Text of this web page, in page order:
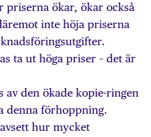
priserna ökar, ökar också
inte höja priserna
ta ut höga priser – det är
av den ökade kopie-ringen
denna förhoppning.
hur mycket